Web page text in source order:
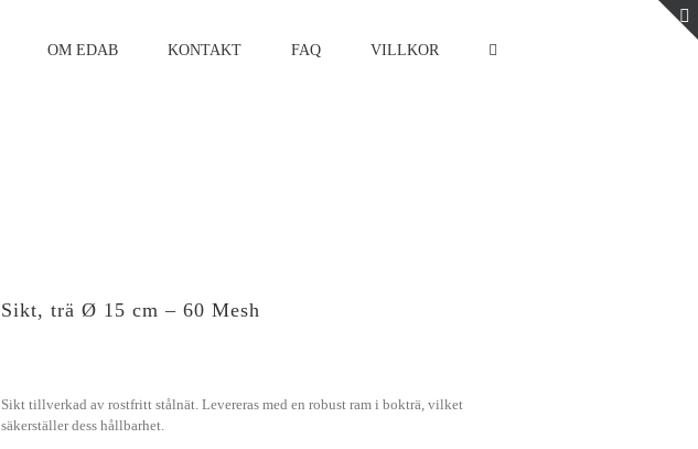
OM EDAB KONTAKT FAQ VILLKOR
Sikt, trä Ø 15 cm – 60 Mesh
Sikt tillverkad av rostfritt stålnät. Levereras med en robust ram i bokträ, vilket
säkerställer dess hållbarhet.